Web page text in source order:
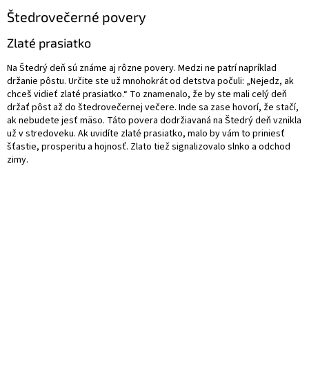
Štedrovečerné povery
Zlaté prasiatko
Na Štedrý deň sú známe aj rôzne povery. Medzi ne patrí napríklad
držanie pôstu. Určite ste už mnohokrát od detstva počuli: „Nejedz, ak
chceš vidieť zlaté prasiatko.“ To znamenalo, že by ste mali celý deň
držať pôst až do štedrovečernej večere. Inde sa zase hovorí, že stačí,
ak nebudete jesť mäso. Táto povera dodržiavaná na Štedrý deň vznikla
už v stredoveku. Ak uvidíte zlaté prasiatko, malo by vám to priniesť
šťastie, prosperitu a hojnosť. Zlato tiež signalizovalo slnko a odchod
zimy.